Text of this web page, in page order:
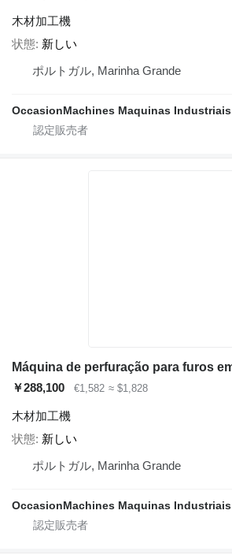
木材加工機
状態 新しい
ポルトガル, Marinha Grande
OccasionMachines Maquinas Industriais
￥288,100 €1,582 ≈ $1,828
木材加工機
状態 新しい
ポルトガル, Marinha Grande
OccasionMachines Maquinas Industriais